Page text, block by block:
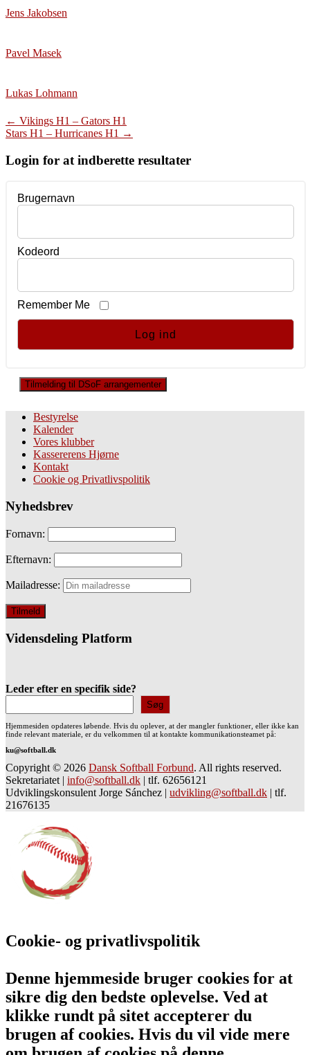
Jens Jakobsen
Pavel Masek
Lukas Lohmann
Post
navigation
← Vikings H1 – Gators H1
Stars H1 – Hurricanes H1 →
Login for at indberette resultater
Brugernavn
Kodeord
Remember Me
Tilmelding til DSoF arrangementer
Bestyrelse
Kalender
Vores klubber
Kassererens Hjørne
Kontakt
Cookie og Privatlivspolitik
Nyhedsbrev
Fornavn:
Efternavn:
Mailadresse:
Vidensdeling Platform
Leder efter en specifik side?
Søg
Hjemmesiden opdateres løbende. Hvis du oplever, at der mangler funktioner, eller ikke kan
finde relevant materiale, er du velkommen til at kontakte kommunikationsteamet på:
ku@softball.dk
Copyright © 2026 Dansk Softball Forbund. All rights reserved.
Sekretariatet | info@softball.dk | tlf. 62656121
Udviklingskonsulent Jorge Sánchez | udvikling@softball.dk | tlf.
21676135
Cookie- og privatlivspolitik
Denne hjemmeside bruger cookies for at
sikre dig den bedste oplevelse. Ved at
klikke rundt på sitet accepterer du
brugen af cookies. Hvis du vil vide mere